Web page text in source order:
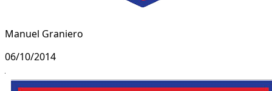
Manuel Graniero
06/10/2014